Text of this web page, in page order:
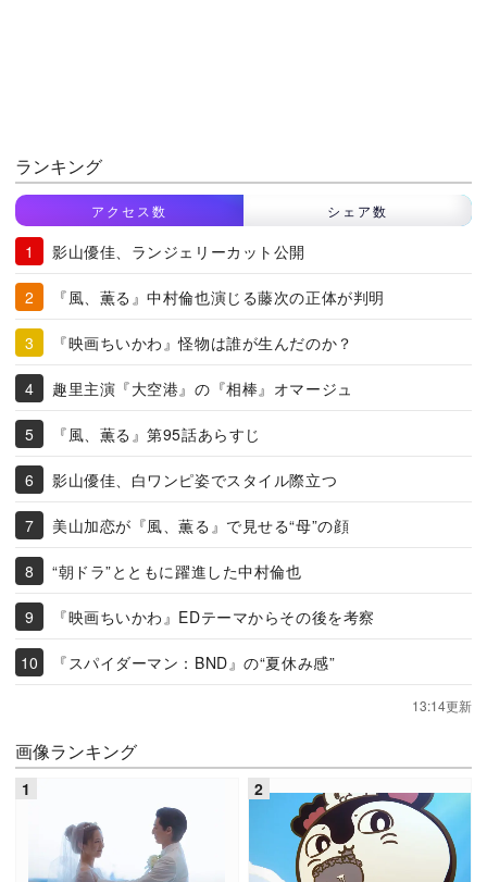
ランキング
アクセス数 シェア数
影山優佳、ランジェリーカット公開
『風、薫る』中村倫也演じる藤次の正体が判明
『映画ちいかわ』怪物は誰が生んだのか？
趣里主演『大空港』の『相棒』オマージュ
『風、薫る』第95話あらすじ
影山優佳、白ワンピ姿でスタイル際立つ
美山加恋が『風、薫る』で見せる“母”の顔
“朝ドラ”とともに躍進した中村倫也
『映画ちいかわ』EDテーマからその後を考察
『スパイダーマン：BND』の“夏休み感”
13:14更新
画像ランキング